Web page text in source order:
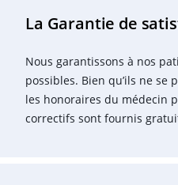
La Garantie de
Nous garantissons à nos
possibles. Bien qu’ils ne se
les honoraires du médecin
correctifs sont fournis